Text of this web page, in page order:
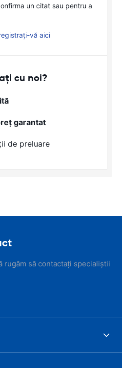
un citat sau pentru a
vă aici
cu noi?
garantat
de preluare
rugăm să contactați specialiștii